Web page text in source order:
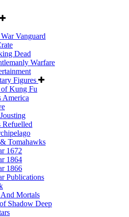
Vanguard
Dead
Warfare
Figures
Kung Fu
America
Refuelled
Tomahawks
1672
1864
1866
Publications
Mortals
Shadow Deep